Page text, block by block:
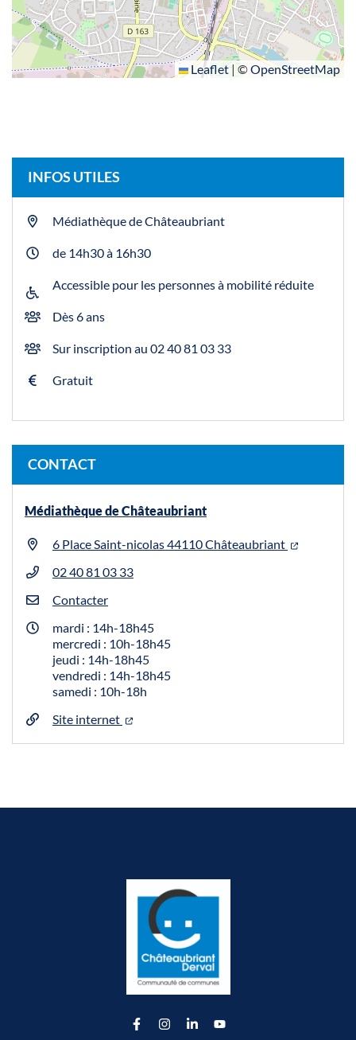
Leaflet | ©OpenStreetMap
INFOS UTILES
Médiathèque de Châteaubriant
de 14h30 à 16h30
Accessible pour les personnes à mobilité réduite
Dès 6 ans
Sur inscription au 02 40 81 03 33
Gratuit
CONTACT
Médiathèque de Châteaubriant
6 Place Saint-nicolas 44110 Châteaubriant
02 40 81 03 33
Contacter
mardi : 14h-18h45
mercredi : 10h-18h45
jeudi : 14h-18h45
vendredi : 14h-18h45
samedi : 10h-18h
Site internet
Lien vers le compte Facebook
Lien vers le compte Instagram
Lien vers le compte Linkedin
Lien vers la chaîne